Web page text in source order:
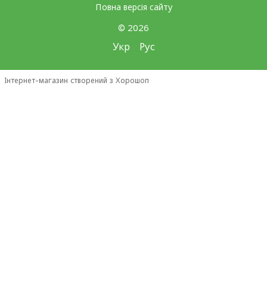
Повна версія сайту
© 2026
Укр Рус
Інтернет-магазин створений з Хорошоп